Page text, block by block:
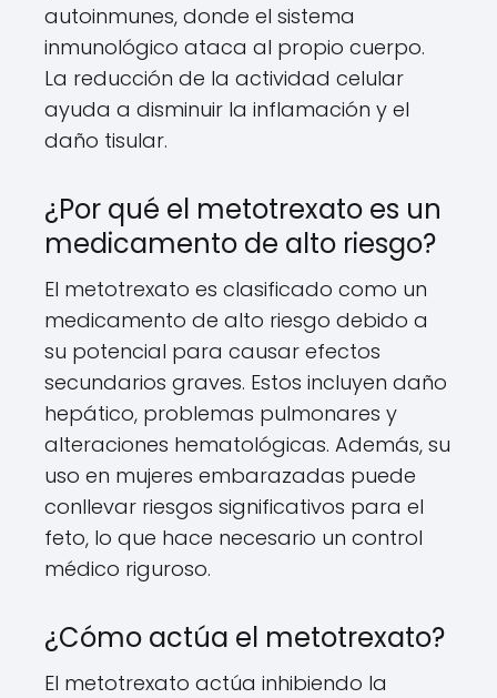
autoinmunes, donde el sistema
inmunológico ataca al propio cuerpo.
La reducción de la actividad celular
ayuda a disminuir la inflamación y el
daño tisular.
¿Por qué el metotrexato es un
medicamento de alto riesgo?
El metotrexato es clasificado como un
medicamento de alto riesgo debido a
su potencial para causar efectos
secundarios graves. Estos incluyen daño
hepático, problemas pulmonares y
alteraciones hematológicas. Además, su
uso en mujeres embarazadas puede
conllevar riesgos significativos para el
feto, lo que hace necesario un control
médico riguroso.
¿Cómo actúa el metotrexato?
El metotrexato actúa inhibiendo la